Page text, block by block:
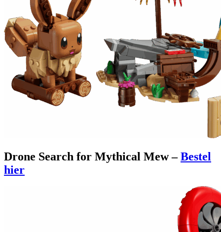
Drone Search for Mythical Mew –Bestel
hier